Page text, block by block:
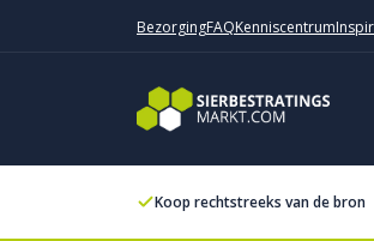
BezorgingFAQKenniscentrum
Koop rechtstreeks van de bron